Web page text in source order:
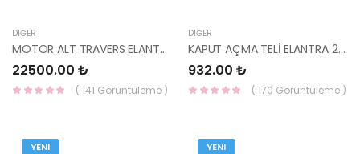
DIĞER
MOTOR ALT TRAVERS ELANTRA 2021- 62405-AA000-MOBIS
22500.00 ₺
( 141 Görüntüleme )
DIĞER
KAPUT AÇMA TELİ ELANTRA 2021- 81185-AA000-MOBIS
932.00 ₺
( 170 Görüntüleme )
YENI YENI